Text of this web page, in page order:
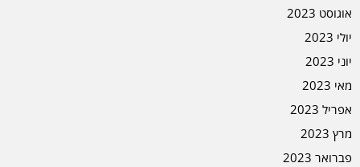
אוגוסט 2023
יולי 2023
יוני 2023
מאי 2023
אפריל 2023
מרץ 2023
פברואר 2023